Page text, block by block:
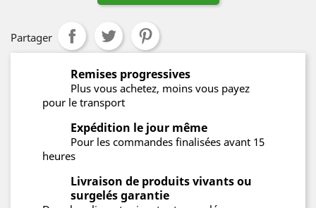
Partager
Remises progressives
Plus vous achetez, moins vous payez
pour le transport
Expédition le jour même
Pour les commandes finalisées avant 15
heures
Livraison de produits vivants ou
surgelés garantie